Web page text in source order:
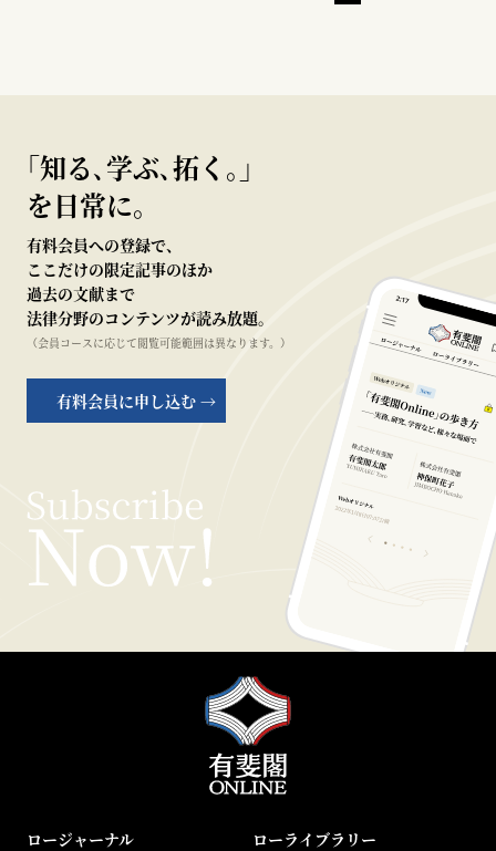
｢知る､学ぶ､拓く｡｣
を日常に。
有料会員への登録で、
ここだけの限定記事のほか
過去の文献まで
法律分野のコンテンツが読み放題。
（会員コースに応じて閲覧可能範囲は異なります。）
有料会員に申し込む →
ロージャーナル ローライブラリー